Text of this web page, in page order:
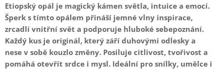
Etiopský opál je magický kámen světla, intuice a emocí.
Šperk s tímto opálem přináší jemné vlny inspirace,
zrcadlí vnitřní svět a podporuje hluboké sebepoznání.
Každý kus je originál, který září duhovými odlesky a
nese v sobě kouzlo změny. Posiluje citlivost, tvořivost a
pomáhá otevřít srdce i mysl. Ideální pro snílky, umělce i